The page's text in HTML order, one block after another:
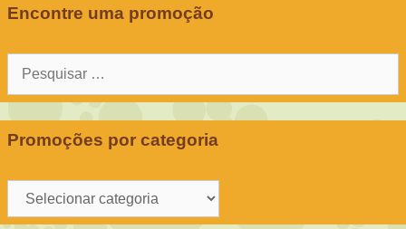
Encontre uma promoção
Pesquisar
Promoções por categoria
Promoções
por